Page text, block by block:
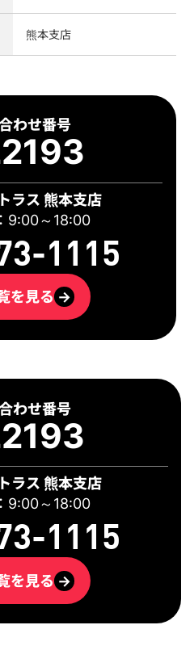
わせ番号
ラス 熊本支店
9:00～18:00
1115
を見る →
熊本支店
わせ番号
ラス 熊本支店
9:00～18:00
1115
を見る →